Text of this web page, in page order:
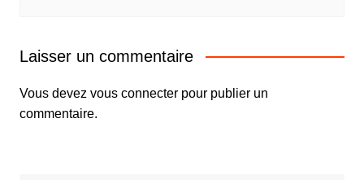
Laisser un commentaire
Vous devez vous connecterpour publier un
commentaire.